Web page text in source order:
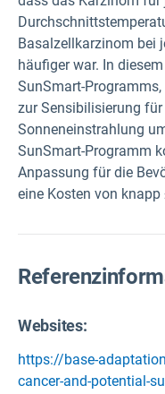
Basalzellkarzinom bei
häufiger war. In
SunSmart-
zur Sensibilisierung
Sonneneinstrahlung
SunSmart-Programm
Anpassung für die
eine Kosten von
Websites:
https://base-
cancer-and-potential-